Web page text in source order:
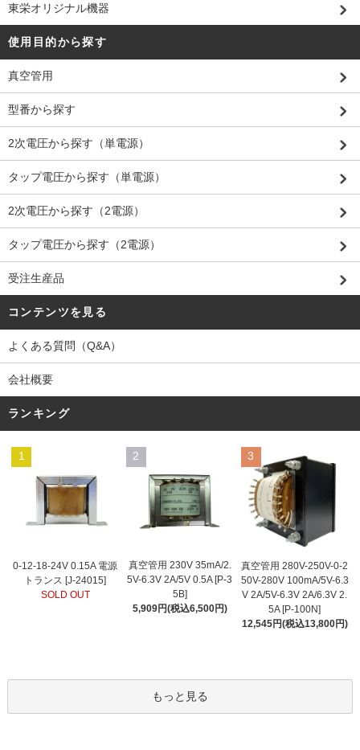
東栄オリジナル機器
使用目的から探す
真空管用
型番から探す
2次電圧から探す（単電源）
タップ電圧から探す（単電源）
2次電圧から探す（2電源）
タップ電圧から探す（2電源）
受注生産品
コンテンツを見る
よくある質問（Q&A）
会社概要
ランキング
1
0-12-18-24V 0.15A 電源
トランス [J-24015]
SOLD OUT
2
真空管用 230V 35mA/2.
5V-6.3V 2A/5V 0.5A [P-3
5B]
5,909円(税込6,500円)
3
真空管用 280V-250V-0-2
50V-280V 100mA/5V-6.3
V 2A/5V-6.3V 2A/6.3V 2.
5A [P-100N]
12,545円(税込13,800円)
もっと見る